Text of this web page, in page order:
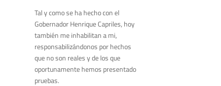
Tal y como se ha hecho con el
Gobernador Henrique Capriles, hoy
también me inhabilitan a mi,
responsabilizándonos por hechos
que no son reales y de los que
oportunamente hemos presentado
pruebas.